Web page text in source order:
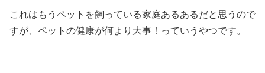
これはもうペットを飼っている家庭あるあるだと思うので
すが、ペットの健康が何より大事！っていうやつです。